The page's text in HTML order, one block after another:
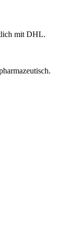
mit DHL.